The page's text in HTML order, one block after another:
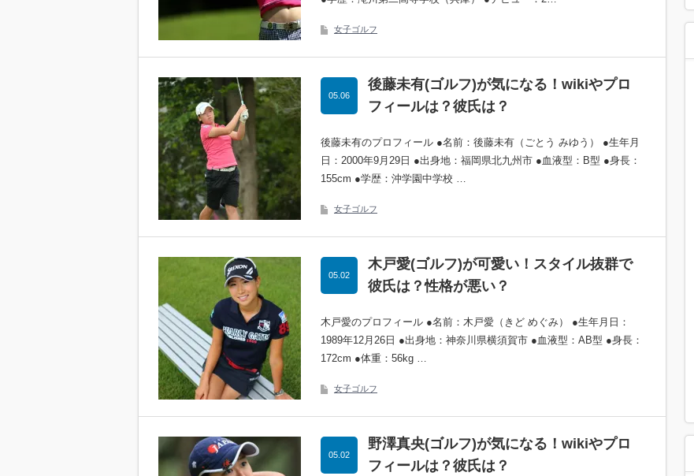
女子ゴルフ
後藤未有(ゴルフ)が気になる！wikiやプロ
フィールは？彼氏は？
05.06
後藤未有のプロフィール ●名前：後藤未有（ごとう みゆう） ●生年月
日：2000年9月29日 ●出身地：福岡県北九州市 ●血液型：B型 ●身長：
155cm ●学歴：沖学園中学校 …
女子ゴルフ
木戸愛(ゴルフ)が可愛い！スタイル抜群で
彼氏は？性格が悪い？
05.02
木戸愛のプロフィール ●名前：木戸愛（きど めぐみ） ●生年月日：
1989年12月26日 ●出身地：神奈川県横須賀市 ●血液型：AB型 ●身長：
172cm ●体重：56kg …
女子ゴルフ
野澤真央(ゴルフ)が気になる！wikiやプロ
フィールは？彼氏は？
05.02